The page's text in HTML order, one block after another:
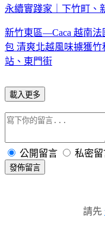
永續實踐家｜下竹町、
新竹東區—Caca 越南
包 清爽北越風味擄獲
站、東門街
載入更多
公開留言 私密留
發佈留言
請先